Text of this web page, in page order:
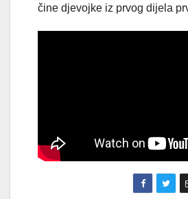
čine djevojke iz prvog dijela